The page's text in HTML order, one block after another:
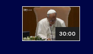
30:00